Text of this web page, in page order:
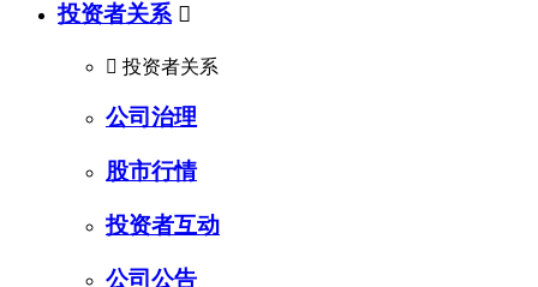
投资者关系 
 投资者关系
公司治理
股市行情
投资者互动
公司公告